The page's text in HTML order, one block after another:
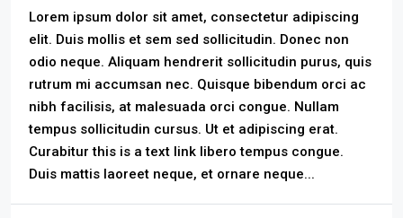
Lorem ipsum dolor sit amet, consectetur adipiscing
elit. Duis mollis et sem sed sollicitudin. Donec non
odio neque. Aliquam hendrerit sollicitudin purus, quis
rutrum mi accumsan nec. Quisque bibendum orci ac
nibh facilisis, at malesuada orci congue. Nullam
tempus sollicitudin cursus. Ut et adipiscing erat.
Curabitur this is a text link libero tempus congue.
Duis mattis laoreet neque, et ornare neque...